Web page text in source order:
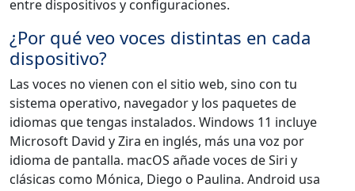
entre dispositivos y configuraciones.
¿Por qué veo voces distintas en cada
dispositivo?
Las voces no vienen con el sitio web, sino con tu
sistema operativo, navegador y los paquetes de
idiomas que tengas instalados. Windows 11 incluye
Microsoft David y Zira en inglés, más una voz por
idioma de pantalla. macOS añade voces de Siri y
clásicas como Mónica, Diego o Paulina. Android usa